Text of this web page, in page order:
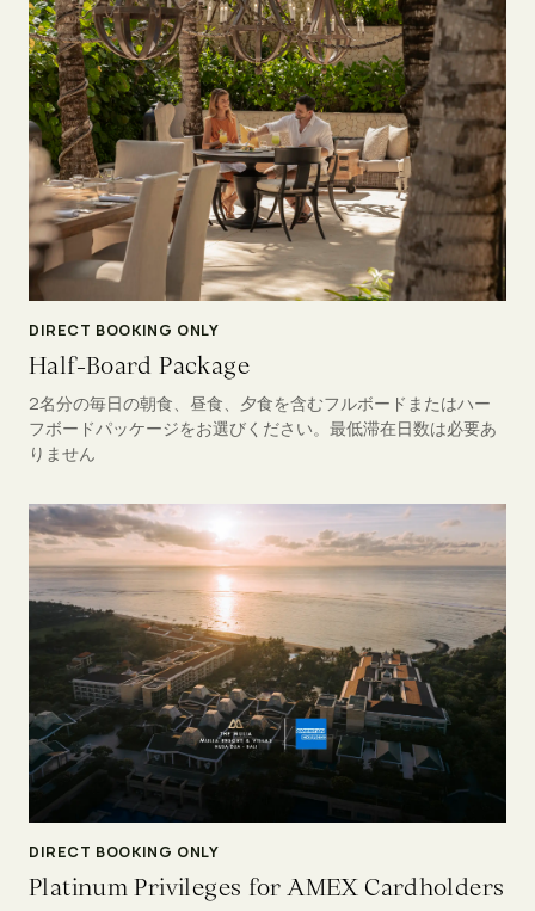
DIRECT BOOKING ONLY
Half-Board Package
2名分の毎日の朝食、昼食、夕食を含むフルボードまたはハー
フボードパッケージをお選びください。最低滞在日数は必要あ
りません
DIRECT BOOKING ONLY
Platinum Privileges for AMEX Cardholders